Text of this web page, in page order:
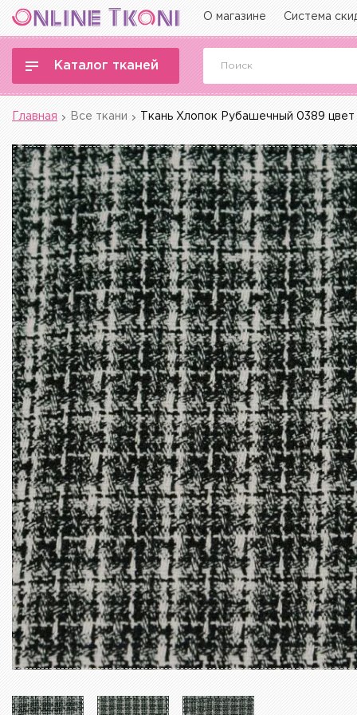
О магазине Система
Каталог тканей
Главная Все ткани Ткань Хлопок Рубашечный 0389